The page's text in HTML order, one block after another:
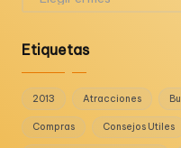
Etiquetas
2013 Atracciones
Compras Consejos Utiles